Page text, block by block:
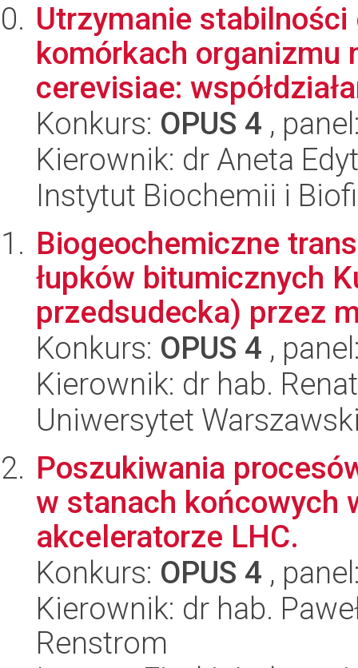
Utrzymanie
komórkach organizmu
cerevisiae:
Konkurs: OPUS 4 ,
Kierownik: dr Aneta
Instytut Biochemii i
Biogeochemiczne
łupków bitumicznych
przedsudecka) przez
Konkurs: OPUS 4 ,
Kierownik: dr hab.
Uniwersytet
Poszukiwania
w stanach końcowych
akceleratorze LHC.
Konkurs: OPUS 4 ,
Kierownik: dr hab.
Renstrom